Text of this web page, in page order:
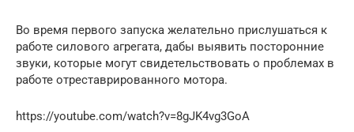
Во время первого запуска желательно прислушаться к
работе силового агрегата, дабы выявить посторонние
звуки, которые могут свидетельствовать о проблемах в
работе отреставрированного мотора.
https://youtube.com/watch?v=8gJK4vg3GoA